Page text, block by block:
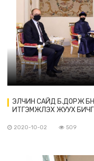
ЭЛЧИН САЙД Б.ДОРЖ
ИТГЭМЖЛЭХ ЖУУХ
2020-10-02 509